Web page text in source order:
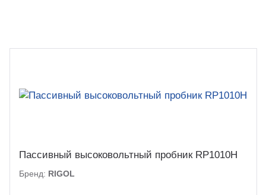
Пассивный высоковольтный пробник RP1010H
Бренд: RIGOL